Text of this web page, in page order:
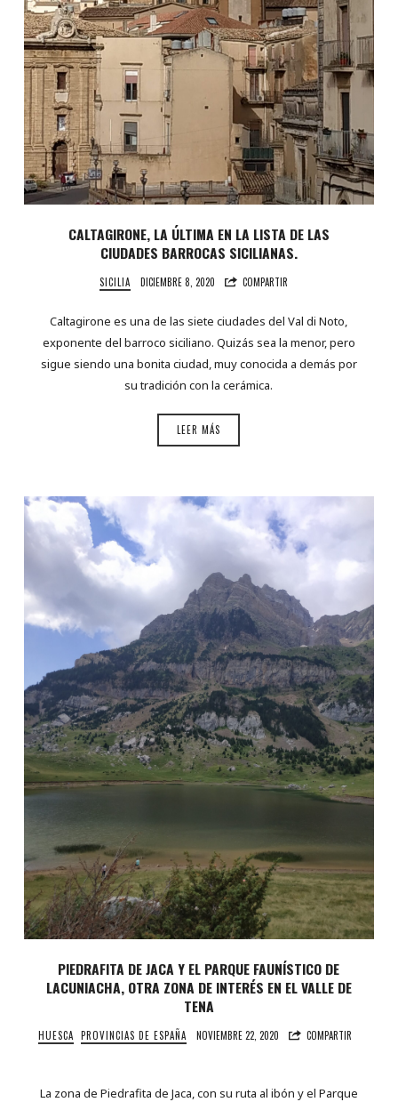
CALTAGIRONE, LA ÚLTIMA EN LA LISTA DE LAS
CIUDADES BARROCAS SICILIANAS.
SICILIA DICIEMBRE 8, 2020 COMPARTIR
Caltagirone es una de las siete ciudades del Val di Noto,
exponente del barroco siciliano. Quizás sea la menor, pero
sigue siendo una bonita ciudad, muy conocida a demás por
su tradición con la cerámica.
LEER MÁS
PIEDRAFITA DE JACA Y EL PARQUE FAUNÍSTICO DE
LACUNIACHA, OTRA ZONA DE INTERÉS EN EL VALLE DE
TENA
HUESCA PROVINCIAS DE ESPAÑA NOVIEMBRE 22, 2020 COMPARTIR
La zona de Piedrafita de Jaca, con su ruta al ibón y el Parque